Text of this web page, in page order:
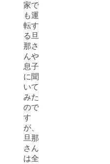
家で
も運
転す
る旦
那さ
んや
息子
に聞
いて
みた
ので
す
が、
旦那
さん
は全